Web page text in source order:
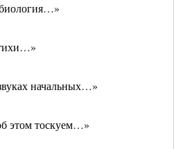
начальных…»
этом тоскуем…»